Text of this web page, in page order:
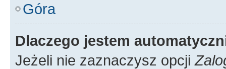
Góra
Dlaczego jestem
Jeżeli nie zaznaczysz opcji